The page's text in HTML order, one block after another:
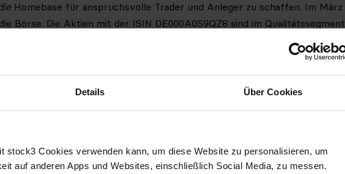
Details Über Cookies
stock3 Cookies verwenden kann, um diese Website zu personalisieren, um
auf anderen Apps und Websites, einschließlich Social Media, zu messen.
Homebase für anspruchsvolle Trader und Anleger zu schaffen. Im März
Börse. Die Aktien mit der ISIN DE000A0S9QZ8 sind im Qualitätssegment
unter anderem auch auf Xetra handelbar. Mehr unter